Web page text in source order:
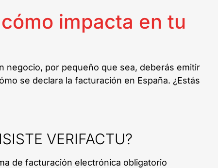
impacta en tu
negocio, por pequeño que sea, deberás emitir
se declara la facturación en España. ¿Estás
VERIFACTU?
de facturación electrónica obligatorio